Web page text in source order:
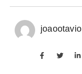
joaootavio